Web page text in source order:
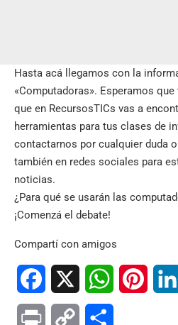
Hasta acá llegamos con la
«Computadoras». Esperamos
que en RecursosTICs vas a
herramientas para tus clases de
contactarnos por cualquier duda
también en redes sociales para
noticias.
¿Para qué se usarán las
¡Comenzá el debate!
Compartí con amigos
Facebook WhatsApp
Print Copy